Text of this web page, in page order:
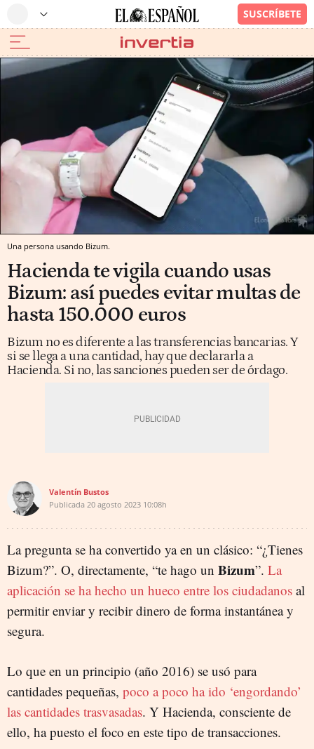
Una persona usando Bizum.
Hacienda te vigila cuando usas
Bizum: así puedes evitar multas de
hasta 150.000 euros
Bizum no es diferente a las transferencias bancarias. Y
si se llega a una cantidad, hay que declararla a
Hacienda. Si no, las sanciones pueden ser de órdago.
Valentín Bustos
Publicada 20 agosto 2023 10:08h
La pregunta se ha convertido ya en un clásico: “¿Tienes
Bizum?”. O, directamente, “te hago un Bizum”. La
aplicación se ha hecho un hueco entre los ciudadanos al
permitir enviar y recibir dinero de forma instantánea y
segura.
Lo que en un principio (año 2016) se usó para
cantidades pequeñas, poco a poco ha ido ‘engordando’
las cantidades trasvasadas. Y Hacienda, consciente de
ello, ha puesto el foco en este tipo de transacciones.